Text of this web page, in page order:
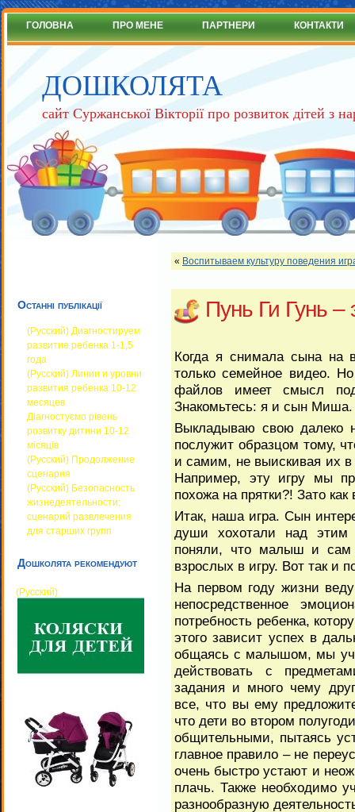
ДОШКОЛЯТА
сайт Суржанської Вікторії про розвиток дітей з
ГОЛОВНА ПРО МЕНЕ ПАРТНЕРИ КОНТАКТИ
Останні публікації
(Русский) Диагностируем
развитие ребенка 1-1,5
года
(Русский) Линии и уровни
развития ребенка 10-12
месяцев
Діагностуємо рівень
розвитку дитини 10-12
місяців
(Русский) Продолжение
сценария
(Русский) Безопасность
жизнедеятельности:
сценарий развлечения
для старших групп
Дошколята рекомендуют
(Русский)
« Воспитываем культуру поведения
Пунь Ги Гунь –
Когда я снимала сына на
только семейное видео.
файлов имеет смысл
Знакомьтесь: я и сын Миша.
Выкладываю свою далеко
послужит образцом тому,
и самим, не выискивая их в
Например, эту игру мы
похожа на прятки?! Зато как
Итак, наша игра. Сын
души хохотали над этим
поняли, что малыш и сам
взрослых в игру. Вот так и
На первом году жизни
непосредственное
потребность ребенка,
этого зависит успех в
общаясь с малышом, мы
действовать с
задания и много чему
все, что вы ему
что дети во втором
общительными, пытаясь
главное правило – не
очень быстро устают и
плачь. Также необходимо
разнообразную